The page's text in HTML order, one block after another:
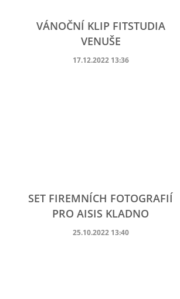
VÁNOČNÍ KLIP FITSTUDIA
VENUŠE
17.12.2022 13:36
SET FIREMNÍCH FOTOGRAFIÍ
PRO AISIS KLADNO
25.10.2022 13:40